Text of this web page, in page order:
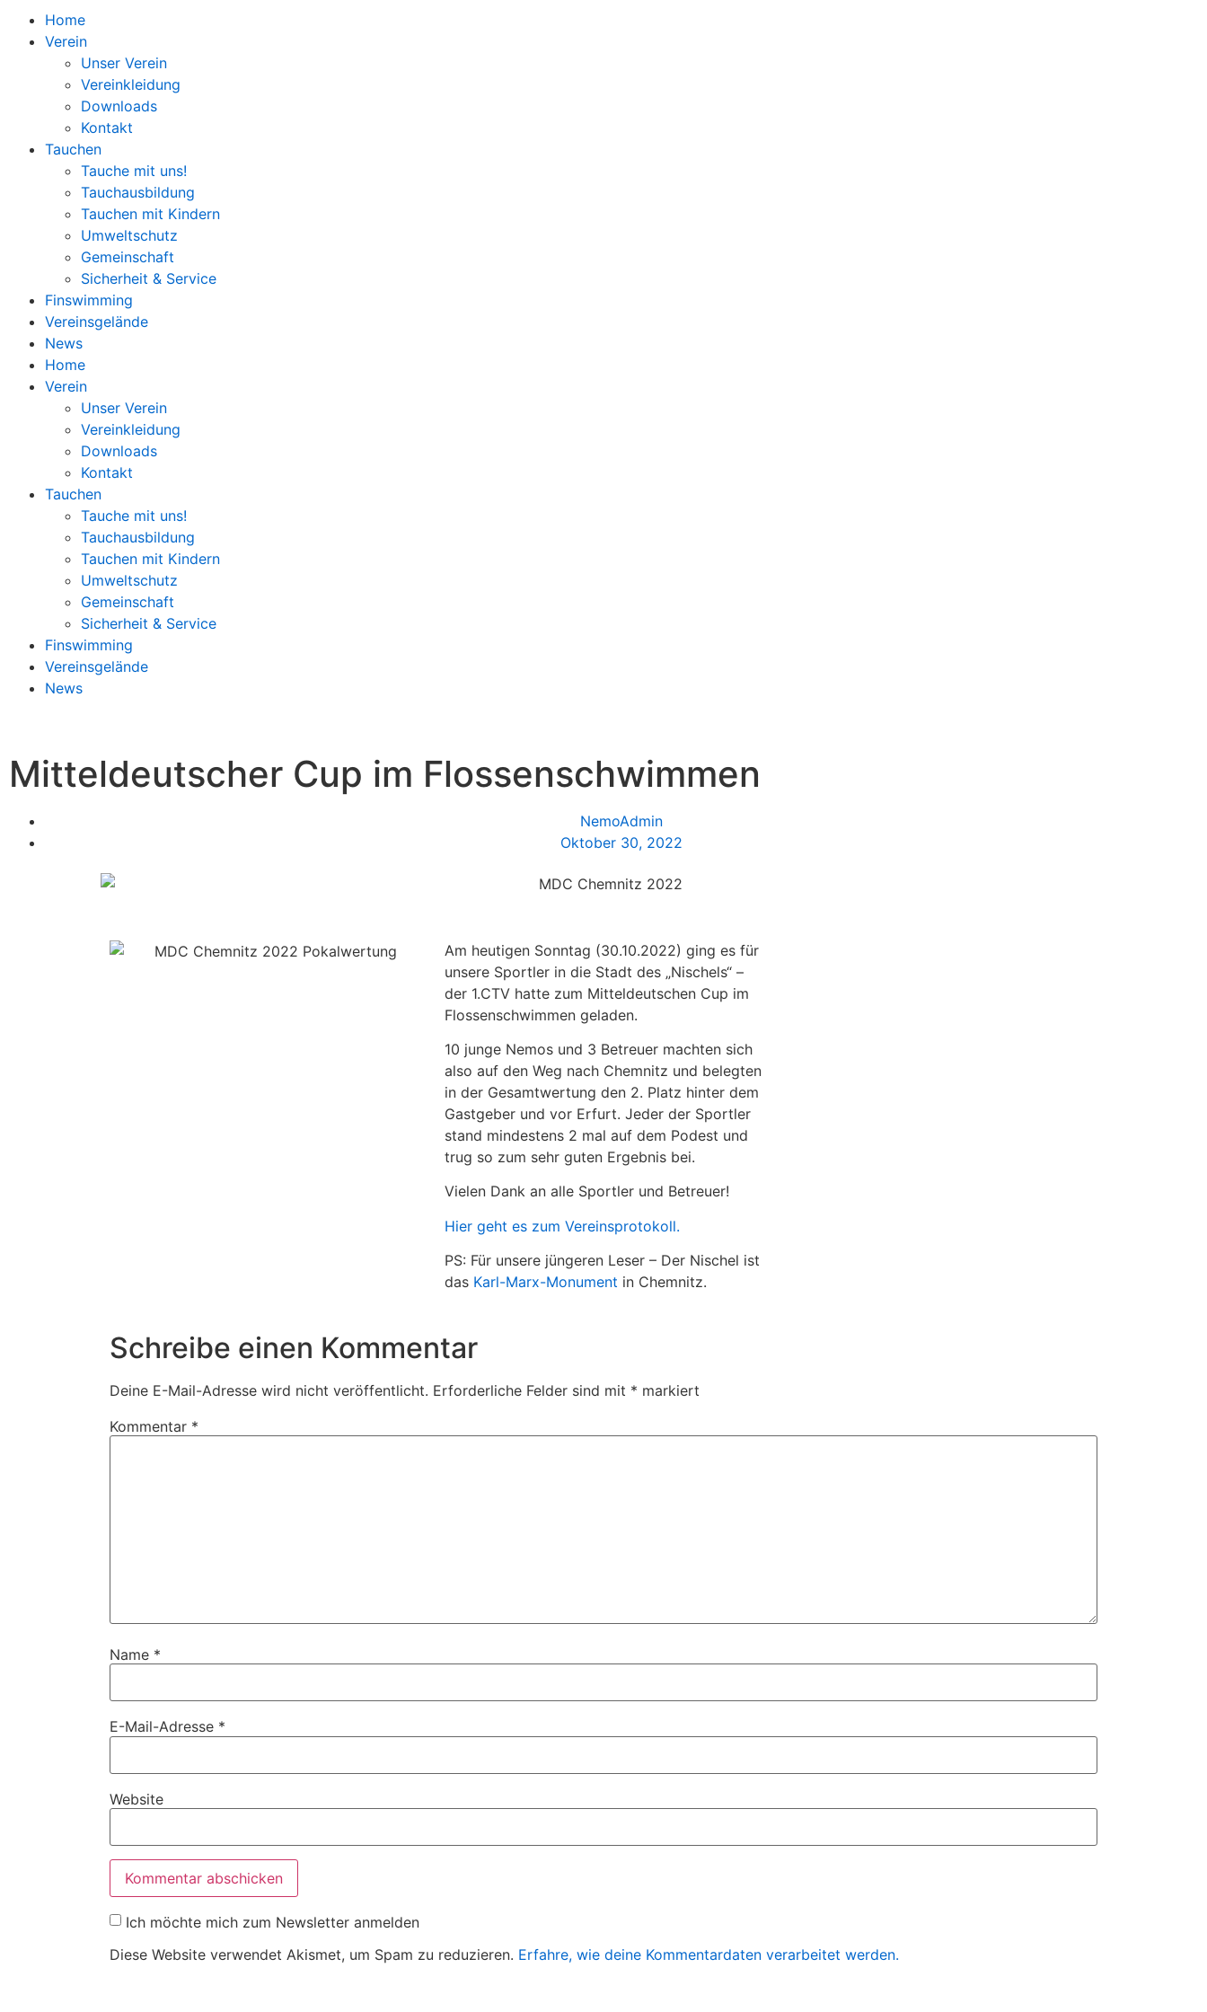
Home
Verein
Unser Verein
Vereinkleidung
Downloads
Kontakt
Tauchen
Tauche mit uns!
Tauchausbildung
Tauchen mit Kindern
Umweltschutz
Gemeinschaft
Sicherheit & Service
Finswimming
Vereinsgelände
News
Home
Verein
Unser Verein
Vereinkleidung
Downloads
Kontakt
Tauchen
Tauche mit uns!
Tauchausbildung
Tauchen mit Kindern
Umweltschutz
Gemeinschaft
Sicherheit & Service
Finswimming
Vereinsgelände
News
Mitteldeutscher Cup im Flossenschwimmen
NemoAdmin
Oktober 30, 2022
Am heutigen Sonntag (30.10.2022) ging es für
unsere Sportler in die Stadt des „Nischels“ –
der 1.CTV hatte zum Mitteldeutschen Cup im
Flossenschwimmen geladen.
10 junge Nemos und 3 Betreuer machten sich
also auf den Weg nach Chemnitz und belegten
in der Gesamtwertung den 2. Platz hinter dem
Gastgeber und vor Erfurt. Jeder der Sportler
stand mindestens 2 mal auf dem Podest und
trug so zum sehr guten Ergebnis bei.
Vielen Dank an alle Sportler und Betreuer!
Hier geht es zum Vereinsprotokoll.
PS: Für unsere jüngeren Leser – Der Nischel ist
das Karl-Marx-Monument in Chemnitz.
Schreibe einen Kommentar
Deine E-Mail-Adresse wird nicht veröffentlicht. Erforderliche Felder sind mit * markiert
Kommentar *
Name *
E-Mail-Adresse *
Website
Ich möchte mich zum Newsletter anmelden
Diese Website verwendet Akismet, um Spam zu reduzieren. Erfahre, wie deine Kommentardaten verarbeitet werden.